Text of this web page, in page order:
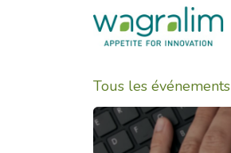
Tous les événements